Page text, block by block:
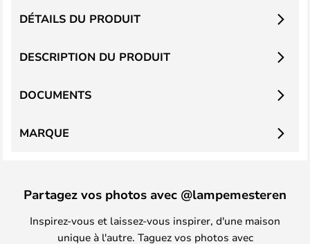
DESCRIPTION DU PRODUIT
DÉTAILS DU PRODUIT
DOCUMENTS
MARQUE
Partagez vos photos avec @lampemesteren
Inspirez-vous et laissez-vous inspirer, d'une maison
unique à l'autre. Taguez vos photos avec